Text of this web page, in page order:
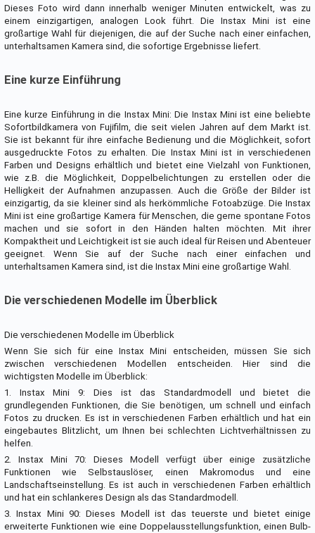
Dieses Foto wird dann innerhalb weniger Minuten entwickelt, was zu
einem einzigartigen, analogen Look führt. Die Instax Mini ist eine
großartige Wahl für diejenigen, die auf der Suche nach einer einfachen,
unterhaltsamen Kamera sind, die sofortige Ergebnisse liefert.
Eine kurze Einführung
Eine kurze Einführung in die Instax Mini: Die Instax Mini ist eine beliebte
Sofortbildkamera von Fujifilm, die seit vielen Jahren auf dem Markt ist.
Sie ist bekannt für ihre einfache Bedienung und die Möglichkeit, sofort
ausgedruckte Fotos zu erhalten. Die Instax Mini ist in verschiedenen
Farben und Designs erhältlich und bietet eine Vielzahl von Funktionen,
wie z.B. die Möglichkeit, Doppelbelichtungen zu erstellen oder die
Helligkeit der Aufnahmen anzupassen. Auch die Größe der Bilder ist
einzigartig, da sie kleiner sind als herkömmliche Fotoabzüge. Die Instax
Mini ist eine großartige Kamera für Menschen, die gerne spontane Fotos
machen und sie sofort in den Händen halten möchten. Mit ihrer
Kompaktheit und Leichtigkeit ist sie auch ideal für Reisen und Abenteuer
geeignet. Wenn Sie auf der Suche nach einer einfachen und
unterhaltsamen Kamera sind, ist die Instax Mini eine großartige Wahl.
Die verschiedenen Modelle im Überblick
Die verschiedenen Modelle im Überblick
Wenn Sie sich für eine Instax Mini entscheiden, müssen Sie sich
zwischen verschiedenen Modellen entscheiden. Hier sind die
wichtigsten Modelle im Überblick:
1. Instax Mini 9: Dies ist das Standardmodell und bietet die
grundlegenden Funktionen, die Sie benötigen, um schnell und einfach
Fotos zu drucken. Es ist in verschiedenen Farben erhältlich und hat ein
eingebautes Blitzlicht, um Ihnen bei schlechten Lichtverhältnissen zu
helfen.
2. Instax Mini 70: Dieses Modell verfügt über einige zusätzliche
Funktionen wie Selbstauslöser, einen Makromodus und eine
Landschaftseinstellung. Es ist auch in verschiedenen Farben erhältlich
und hat ein schlankeres Design als das Standardmodell.
3. Instax Mini 90: Dieses Modell ist das teuerste und bietet einige
erweiterte Funktionen wie eine Doppelausstellungsfunktion, einen Bulb-